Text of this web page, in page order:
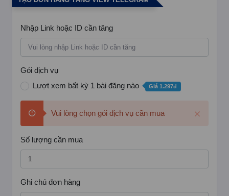
Nhập Link hoặc ID cần tăng
Gói dịch vụ
Lượt xem bất kỳ 1 bài đăng nào
Giá 1.297đ
Vui lòng chọn gói dịch vụ cần mua
Số lượng cần mua
Ghi chú đơn hàng